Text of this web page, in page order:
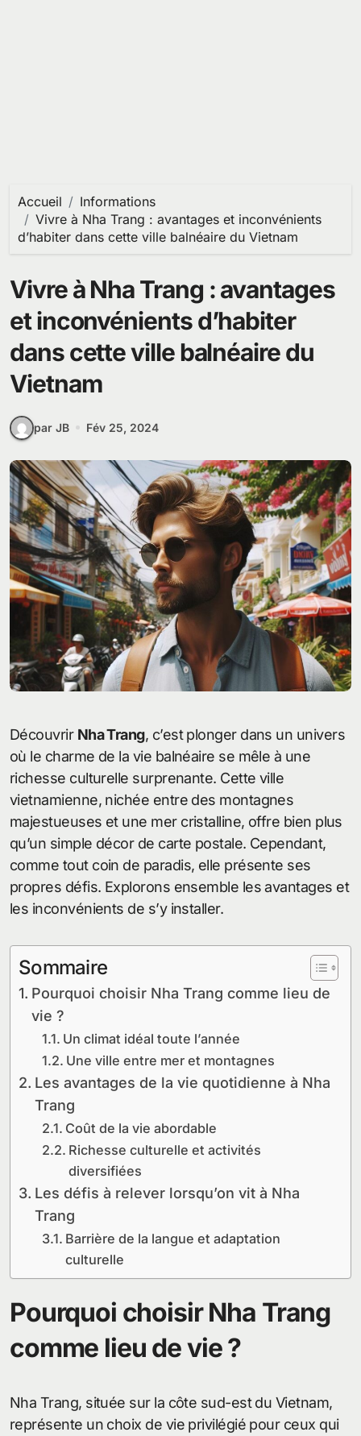
Accueil
Informations
Vivre à Nha Trang : avantages et inconvénients
d’habiter dans cette ville balnéaire du Vietnam
Vivre à Nha Trang : avantages
et inconvénients d’habiter
dans cette ville balnéaire du
Vietnam
par JB Fév 25, 2024
Découvrir Nha Trang, c’est plonger dans un univers
où le charme de la vie balnéaire se mêle à une
richesse culturelle surprenante. Cette ville
vietnamienne, nichée entre des montagnes
majestueuses et une mer cristalline, offre bien plus
qu’un simple décor de carte postale. Cependant,
comme tout coin de paradis, elle présente ses
propres défis. Explorons ensemble les avantages et
les inconvénients de s’y installer.
Sommaire
Pourquoi choisir Nha Trang comme lieu de
vie ?
Un climat idéal toute l’année
Une ville entre mer et montagnes
Les avantages de la vie quotidienne à Nha
Trang
Coût de la vie abordable
Richesse culturelle et activités
diversifiées
Les défis à relever lorsqu’on vit à Nha
Trang
Barrière de la langue et adaptation
culturelle
Pourquoi choisir Nha Trang
comme lieu de vie ?
Nha Trang, située sur la côte sud-est du Vietnam,
représente un choix de vie privilégié pour ceux qui